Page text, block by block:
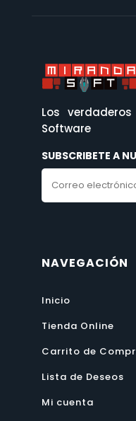
Los
Software
SUBSCRIBETE A
NAVEGACIÓN
Inicio
Tienda Online
Carrito de
Lista de Deseos
Mi cuenta